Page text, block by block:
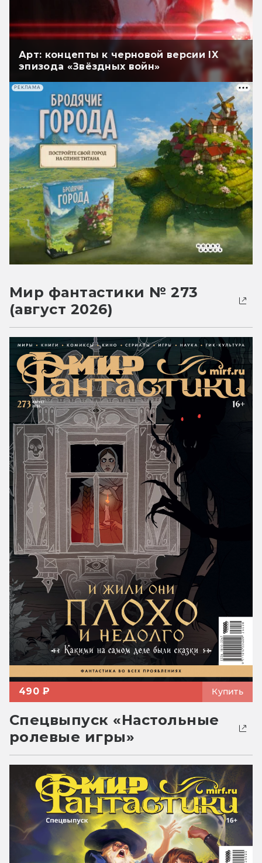
Арт: концепты к черновой версии IX
эпизода «Звёздных войн»
РЕКЛАМА
Мир фантастики № 273
(август 2026)
490 ₽ Купить
Спецвыпуск «Настольные
ролевые игры»